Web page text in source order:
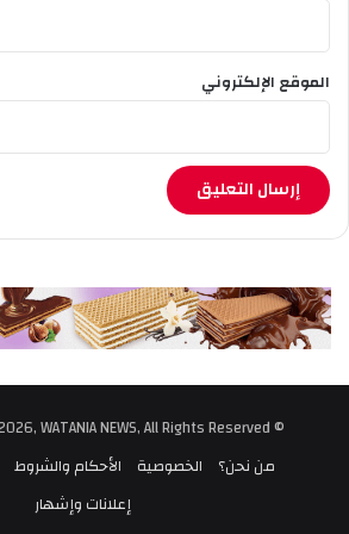
ه
ا
ة
ا
ل
ب
ا
ل
و
ي
الموقع الإلكتروني
© Copyright 2009 - 2026, WATANIA NEWS, All Rights Reserved
من نحن؟
الخصوصية الأحكام والشروط
إعلانات وإشهار